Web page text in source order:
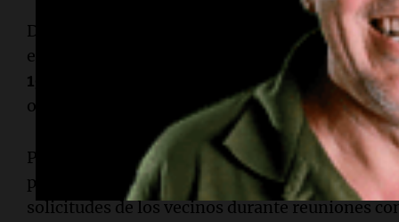
Desde el Gobierno de la Ciudad resaltaron que
estratégicos de la gestión, destacando que el
15,4% del total
al área de seguridad. El
orden y prevención del delito.
Por su parte, Horacio Giménez enfatizó que
presencia policial en los accesos a la Ciudad" y
solicitudes de los vecinos durante reuniones